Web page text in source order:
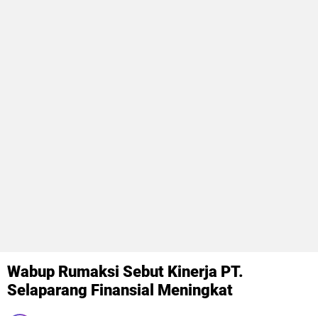
Wabup Rumaksi Sebut Kinerja PT.
Selaparang Finansial Meningkat